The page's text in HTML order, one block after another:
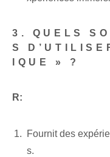
3. ‌QUELS
S
IQUE » ?
R:
Fournit des
s.